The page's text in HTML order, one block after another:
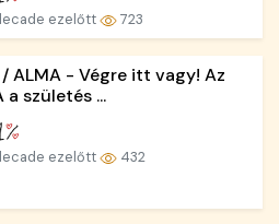
ezelőtt 723
/ ALMA - Végre itt vagy! Az
a születés ...
ezelőtt 432